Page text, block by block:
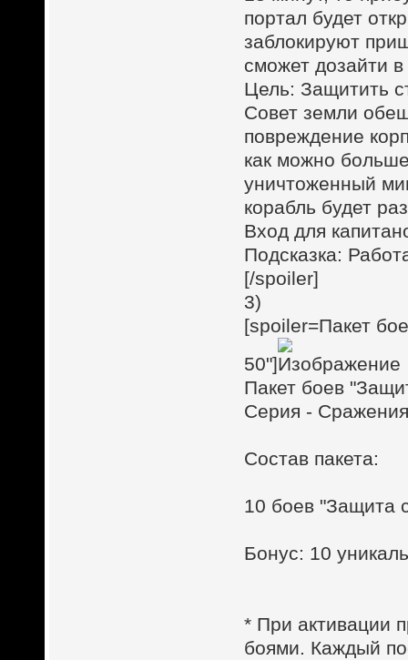
портал будет
заблокируют
сможет дозайти
Цель: Защитить
Совет земли
повреждение
как можно
уничтоженный
корабль будет
Вход для
Подсказка:
[/spoiler]
3)
[spoiler=Пакет
50"]
Пакет боев
Серия -
Состав пакета:
10 боев "Защита
Бонус: 10
* При активации
боями. Каждый